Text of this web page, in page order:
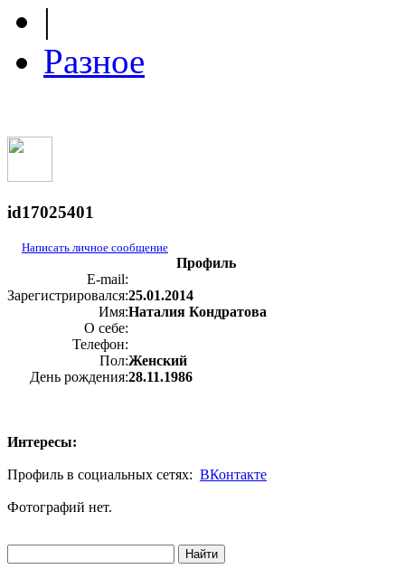
|
Разное
id17025401
Написать личное сообщение
Профиль
E-mail:
Зарегистрировался:25.01.2014
Имя:Наталия Кондратова
О себе:
Телефон:
Пол:Женский
День рождения:28.11.1986
Интересы:
Профиль в социальных сетях: ВКонтакте
Фотографий нет.